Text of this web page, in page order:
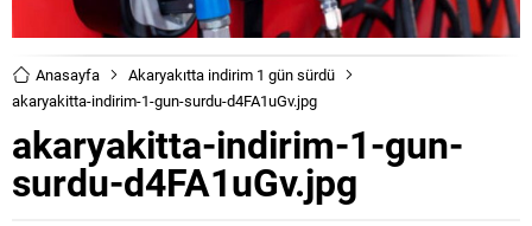
Anasayfa
Akaryakıtta indirim 1 gün sürdü
akaryakitta-indirim-1-gun-surdu-d4FA1uGv.jpg
akaryakitta-indirim-1-gun-
surdu-d4FA1uGv.jpg